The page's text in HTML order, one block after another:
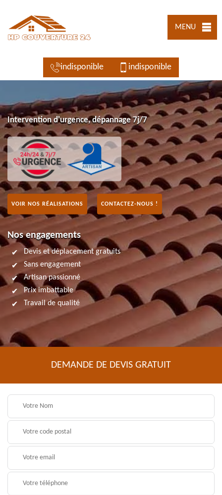
MENU
indisponible indisponible
Intervention d'urgence, dépannage 7j/7
VOIR NOS RÉALISATIONS CONTACTEZ-NOUS !
Nos engagements
Devis et déplacement gratuits
Sans engagement
Artisan passionné
Prix imbattable
Travail de qualité
DEMANDE DE DEVIS GRATUIT